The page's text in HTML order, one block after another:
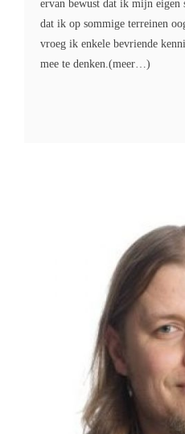
ervan bewust dat ik mijn eigen
dat ik op sommige terreinen
vroeg ik enkele bevriende
mee te denken.(meer…)